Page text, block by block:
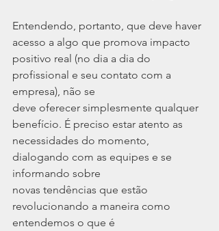
Entendendo, portanto, que deve haver
acesso a algo que promova impacto
positivo real (no dia a dia do
profissional e seu contato com a
empresa), não se
deve oferecer simplesmente qualquer
benefício. É preciso estar atento as
necessidades do momento,
dialogando com as equipes e se
informando sobre
novas tendências que estão
revolucionando a maneira como
entendemos o que é